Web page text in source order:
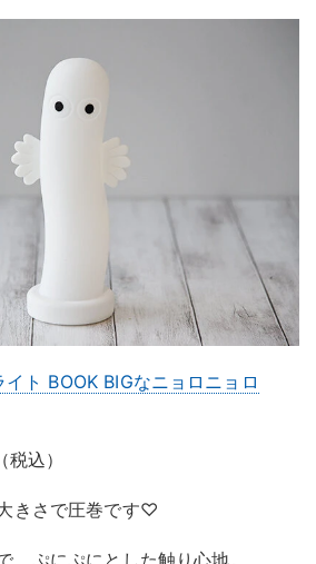
イト BOOK BIGなニョロニョロ
込）
きさで圧巻です♡
、ぷにぷにとした触り心地。